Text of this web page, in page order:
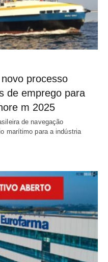
processo
de emprego para
m 2025
de navegação
marítimo para a indústria